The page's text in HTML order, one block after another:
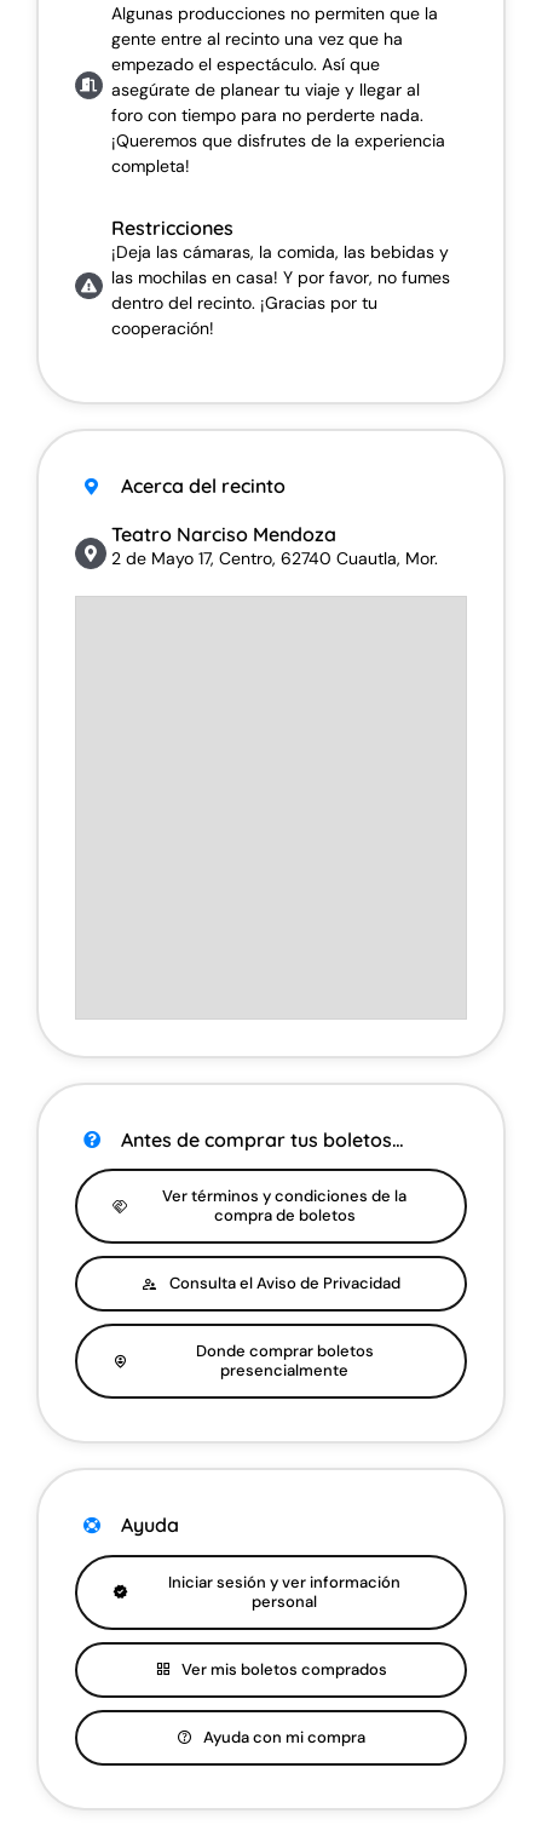
Algunas producciones no permiten que la
gente entre al recinto una vez que ha
empezado el espectáculo. Así que
asegúrate de planear tu viaje y llegar al
foro con tiempo para no perderte nada.
¡Queremos que disfrutes de la experiencia
completa!
Restricciones
¡Deja las cámaras, la comida, las bebidas y
las mochilas en casa! Y por favor, no fumes
dentro del recinto. ¡Gracias por tu
cooperación!
Acerca del recinto
Teatro Narciso Mendoza
2 de Mayo 17, Centro, 62740 Cuautla, Mor.
Antes de comprar tus boletos…
Ver términos y condiciones de la
compra de boletos
Consulta el Aviso de Privacidad
Donde comprar boletos
presencialmente
Ayuda
Iniciar sesión y ver información
personal
Ver mis boletos comprados
Ayuda con mi compra